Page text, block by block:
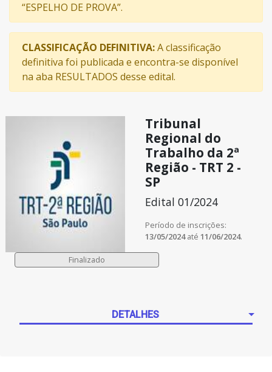
“ESPELHO DE PROVA”.
CLASSIFICAÇÃO DEFINITIVA:A classificação
definitiva foi publicada e encontra-se disponível
na aba RESULTADOS desse edital.
Tribunal
Regional do
Trabalho da 2ª
Região - TRT 2 -
SP
Edital 01/2024
Período de inscrições:
13/05/2024até 11/06/2024.
DETALHES